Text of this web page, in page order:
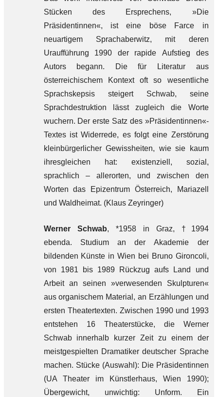
Stücken des Ersprechens, »Die
Präsidentinnen«, ist eine böse Farce in
neuartigem Sprachaberwitz, mit deren
Uraufführung 1990 der rapide Aufstieg des
Autors begann. Die für Literatur aus
österreichischem Kontext oft so wesentliche
Sprachskepsis steigert Schwab, seine
Sprachdestruktion lässt zugleich die Worte
wuchern. Der erste Satz des »Präsidentinnen«-
Textes ist Widerrede, es folgt eine Zerstörung
kleinbürgerlicher Gewissheiten, wie sie kaum
ihresgleichen hat: existenziell, sozial,
sprachlich – allerorten, und zwischen den
Worten das Epizentrum Österreich, Mariazell
und Waldheimat. (Klaus Zeyringer)
Werner Schwab, *1958 in Graz, †1994
ebenda. Studium an der Akademie der
bildenden Künste in Wien bei Bruno Gironcoli,
von 1981 bis 1989 Rückzug aufs Land und
Arbeit an seinen »verwesenden Skulpturen«
aus organischem Material, an Erzählungen und
ersten Theatertexten. Zwischen 1990 und 1993
entstehen 16 Theaterstücke, die Werner
Schwab innerhalb kurzer Zeit zu einem der
meistgespielten Dramatiker deutscher Sprache
machen. Stücke (Auswahl): Die Präsidentinnen
(UA Theater im Künstlerhaus, Wien 1990);
Übergewicht, unwichtig: Unform. Ein